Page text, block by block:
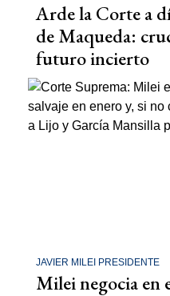
Arde la Corte a
de Maqueda:
futuro incierto
JAVIER MILEI PRESIDENTE
Milei negocia en